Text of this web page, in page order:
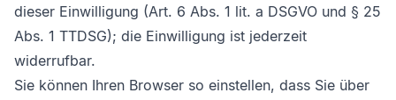
dieser Einwilligung (Art. 6 Abs. 1 lit. a DSGVO und § 25
Abs. 1 TTDSG); die Einwilligung ist jederzeit
widerrufbar.
Sie können Ihren Browser so einstellen, dass Sie über